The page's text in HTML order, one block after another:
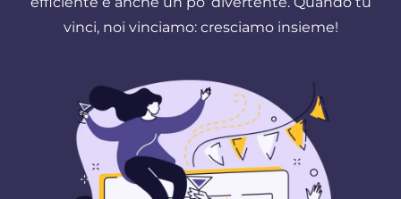
vinci, noi vinciamo: cresciamo insieme!